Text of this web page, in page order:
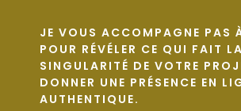
JE VOUS ACCOMPAGNE PAS
POUR RÉVÉLER CE QUI FAIT LA
SINGULARITÉ DE VOTRE
DONNER UNE PRÉSENCE EN
AUTHENTIQUE.